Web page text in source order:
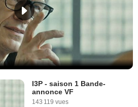
I3P - saison 1 Bande-
annonce VF
143 119 vues